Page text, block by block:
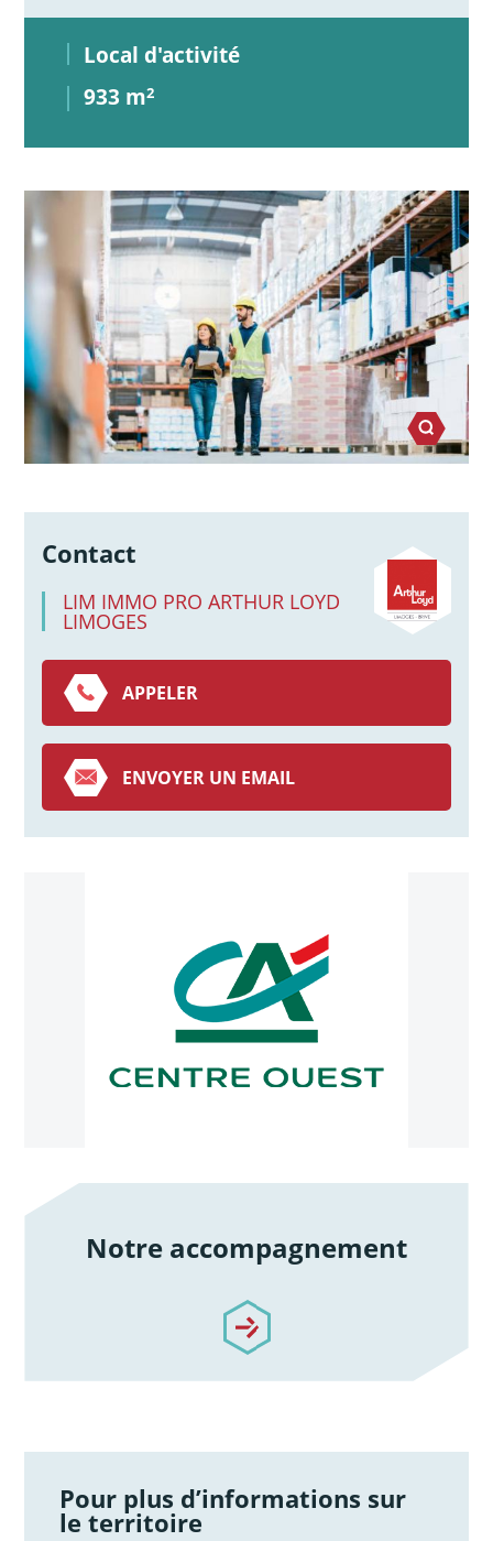
Local d'activité
933 m2
Contact
LIM IMMO PRO ARTHUR LOYD
LIMOGES
APPELER
ENVOYER UN EMAIL
Notre accompagnement
/notre-accompagnement
Pour plus d’informations sur
le territoire